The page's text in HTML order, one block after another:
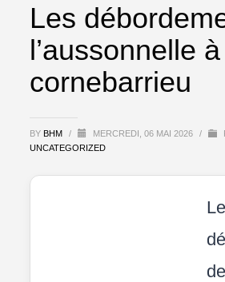
Les
l’aussonnelle à
cornebarrieu
BY BHM / MERCREDI, 06 MAI 2026 /
UNCATEGORIZED
de